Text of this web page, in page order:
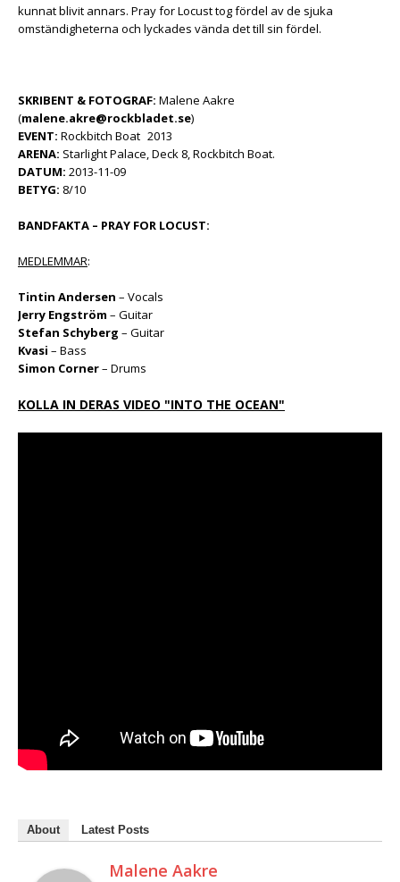
kunnat blivit annars. Pray for Locust tog fördel av de sjuka
omständigheterna och lyckades vända det till sin fördel.
SKRIBENT & FOTOGRAF: Malene Aakre
(malene.akre@rockbladet.se)
EVENT: Rockbitch Boat 2013
ARENA: Starlight Palace, Deck 8, Rockbitch Boat.
DATUM: 2013-11-09
BETYG: 8/10
BANDFAKTA – PRAY FOR LOCUST:
MEDLEMMAR:
Tintin Andersen – Vocals
Jerry Engström – Guitar
Stefan Schyberg – Guitar
Kvasi – Bass
Simon Corner– Drums
KOLLA IN DERAS VIDEO "INTO THE OCEAN"
About Latest Posts
Malene Aakre